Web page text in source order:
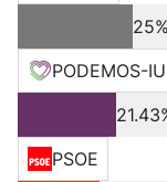
25%
PODEMOS-
PSOE